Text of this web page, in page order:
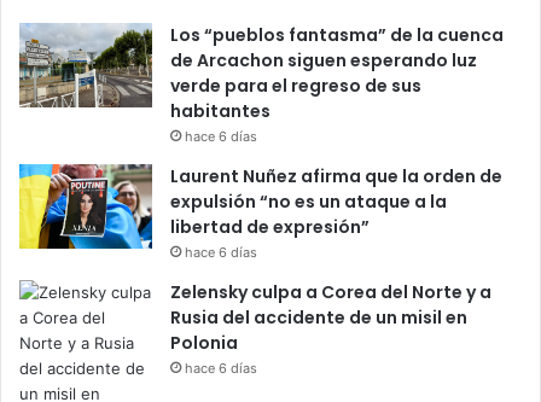
Los “pueblos fantasma” de la cuenca
de Arcachon siguen esperando luz
verde para el regreso de sus
habitantes
hace 6 días
Laurent Nuñez afirma que la orden de
expulsión “no es un ataque a la
libertad de expresión”
hace 6 días
Zelensky culpa a Corea del Norte y a
Rusia del accidente de un misil en
Polonia
hace 6 días